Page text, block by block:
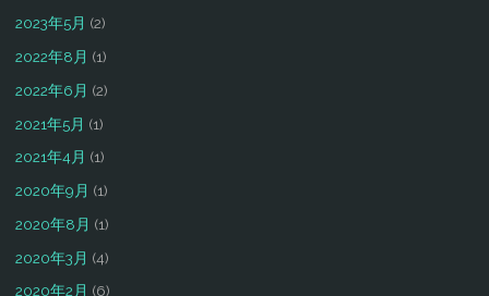
2023年5月 (2)
2022年8月 (1)
2022年6月 (2)
2021年5月 (1)
2021年4月 (1)
2020年9月 (1)
2020年8月 (1)
2020年3月 (4)
2020年2月 (6)